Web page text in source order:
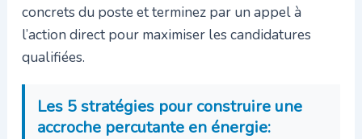
concrets du poste et terminez par un appel à
l’action direct pour maximiser les candidatures
qualifiées.
Les 5 stratégies pour construire une
accroche percutante en énergie: